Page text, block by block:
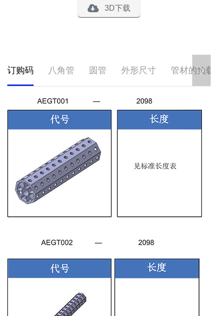
3D下载
订购码 八角管 圆管 外形尺寸 管材的负载